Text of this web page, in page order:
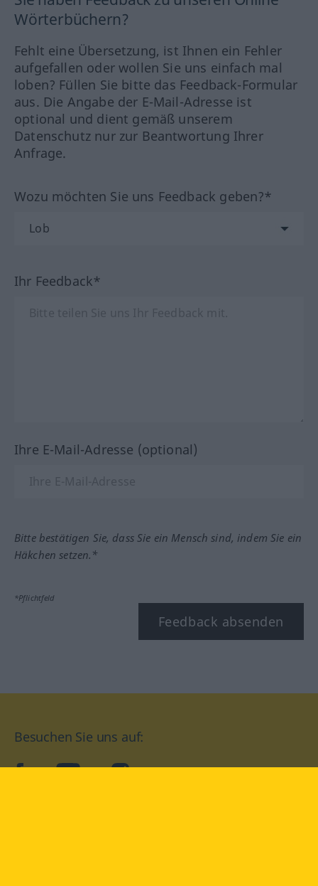
Wörterbüchern?
Fehlt eine Übersetzung, ist Ihnen ein Fehler
aufgefallen oder wollen Sie uns einfach mal
loben? Füllen Sie bitte das Feedback-Formular
aus. Die Angabe der E-Mail-Adresse ist
optional und dient gemäß unserem
Datenschutz nur zur Beantwortung Ihrer
Anfrage.
Wozu möchten Sie uns Feedback geben?*
Ihr Feedback*
Ihre E-Mail-Adresse (optional)
Bitte bestätigen Sie, dass Sie ein Mensch sind, indem Sie ein
Häkchen setzen.*
*Pflichtfeld
Feedback absenden
Besuchen Sie uns auf:
facebookYouTube Instagram